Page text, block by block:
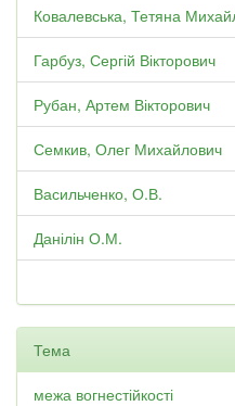
Ковалевська, Тетяна
Гарбуз, Сергій Вікторович
Рубан, Артем Вікторович
Семкив, Олег Михайлович
Васильченко, О.В.
Данілін О.М.
Тема
межа вогнестійкості